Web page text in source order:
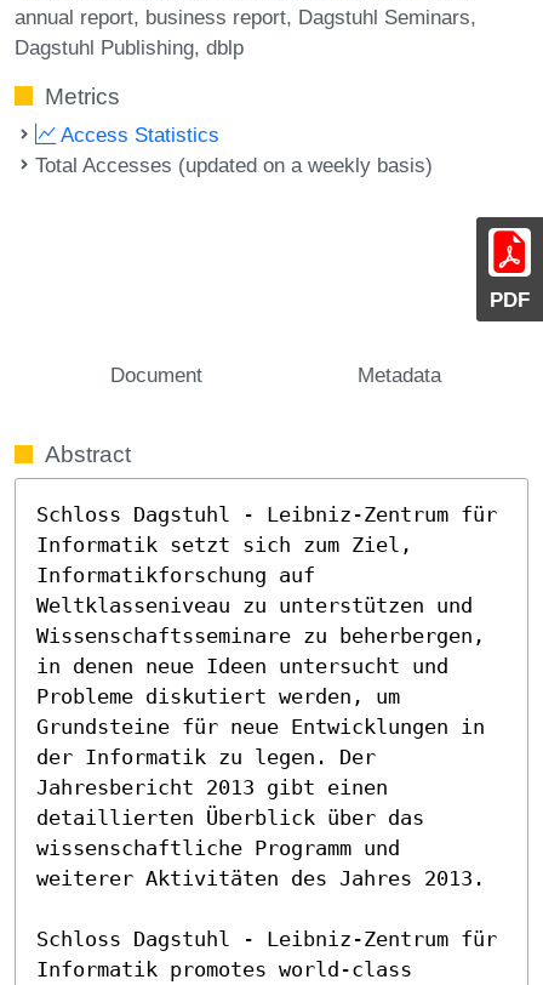
PDF
annual report business report Dagstuhl Seminars
Dagstuhl Publishing dblp
Metrics
Access Statistics
Total Accesses (updated on a weekly basis)
Document Metadata
Abstract
Schloss Dagstuhl - Leibniz-Zentrum für
Informatik setzt sich zum Ziel,
Informatikforschung auf
Weltklasseniveau zu unterstützen und
Wissenschaftsseminare zu beherbergen,
in denen neue Ideen untersucht und
Probleme diskutiert werden, um
Grundsteine für neue Entwicklungen in
der Informatik zu legen. Der
Jahresbericht 2013 gibt einen
detaillierten Überblick über das
wissenschaftliche Programm und
weiterer Aktivitäten des Jahres 2013.
Schloss Dagstuhl - Leibniz-Zentrum für
Informatik promotes world-class